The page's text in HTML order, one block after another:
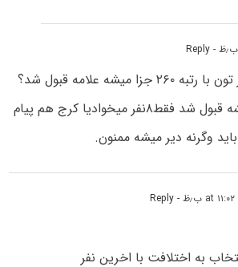
- Reply
سلام خانم مشاور بنظر تون با رتبه ۲۶۰ جزا میشه علامه قبول شد؟
پیام نور تهران چی میشه قبول شد فقط۸نفر میخوادیا کرج هم پیام
وگرنه دیر میشه ممنون.
- Reply
به اختلافت با اخرین نفر